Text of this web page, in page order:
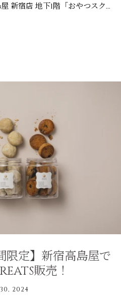
5/15（水）～5/21（火） 高島屋 新宿店 地下1階「おやつスクエア」 でMOON TREATSのPOP UPイベントを開催します。 初登場！高島屋限定クッキー缶 プラントベースのチョコでコーティングしたカラフルドーナツ 旬のフルーツ＆野菜を詰め込んだサクサクスコーン など、ここでしか手に入らない商品を多数ご用意して、皆さんのお越しをお待ちしております。
限定】新宿高島屋で
販売！
2024